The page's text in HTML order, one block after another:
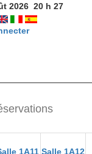
2026 20h 27
1A11 Salle 1A12